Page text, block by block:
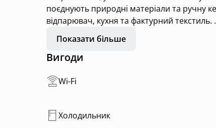
поєднують природні матеріали та ручну
відпарювач, кухня та фактурний текстиль.
Тут кожен предмет має свій сенс, кожна
Показати більше
Вигоди
Wi-Fi
Холодильник